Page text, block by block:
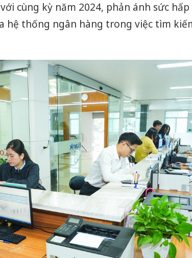
cùng kỳ năm 2024, phản ánh sức hấp
hệ thống ngân hàng trong việc tìm